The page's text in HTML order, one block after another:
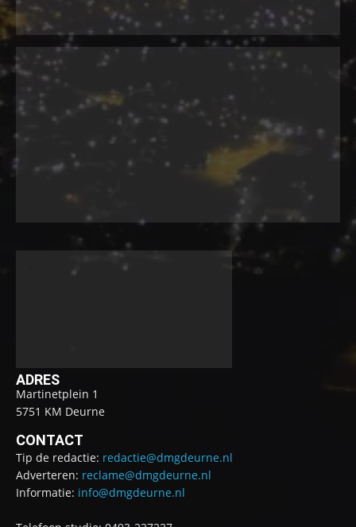
ADRES
Martinetplein 1
5751 KM Deurne
CONTACT
Tip de redactie: redactie@dmgdeurne.nl
Adverteren: reclame@dmgdeurne.nl
Informatie: info@dmgdeurne.nl